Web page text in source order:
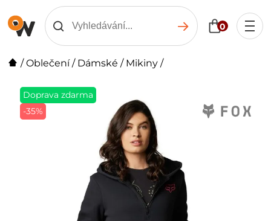
0
/Oblečení/ Dámské / Mikiny /
Doprava zdarma
-35%